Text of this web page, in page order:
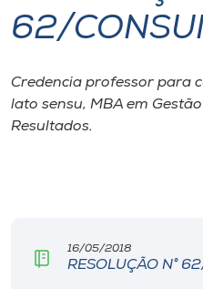
I.nova
Diplomados
Biblioteca
62/
Credencia professor para
lato sensu, MBA em
Resultados.
16/05/2018
RESOLUÇÃO N°